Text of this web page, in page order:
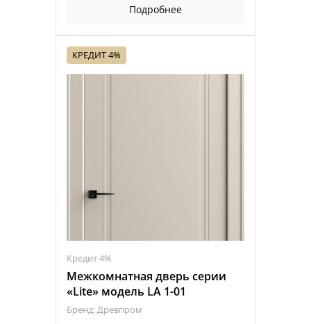
Подробнее
КРЕДИТ 4%
Кредит 4%
Межкомнатная дверь серии
«Lite» модель LA 1-01
Бренд: Древпром